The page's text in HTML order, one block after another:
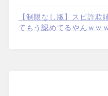
【制限なし版】スピ詐欺
てもう認めてるやんｗｗｗ